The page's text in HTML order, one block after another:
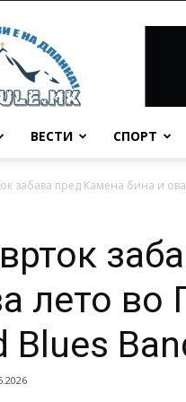
ВЕСТИ СПОРТ
забава пред Камена бина и
лето
Blues